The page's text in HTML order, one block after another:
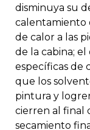
disminuya su
calentamiento
de calor a las
de la cabina;
específicas de
que los
pintura y
cierren al final
secamiento